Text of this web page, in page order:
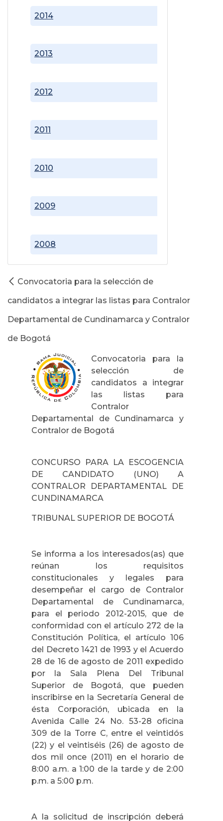
2008
2009
2010
2011
2012
2013
2014
Convocatoria para la selección de
candidatos a integrar las listas para Contralor
Departamental de Cundinamarca y Contralor
de Bogotá
Convocatoria para la
selección de
candidatos a integrar
las listas para
Contralor
Departamental de Cundinamarca y
Contralor de Bogotá
CONCURSO PARA LA ESCOGENCIA
DE CANDIDATO (UNO) A
CONTRALOR DEPARTAMENTAL DE
CUNDINAMARCA
TRIBUNAL SUPERIOR DE BOGOTÁ
Se informa a los interesados(as) que
reúnan los requisitos
constitucionales y legales para
desempeñar el cargo de Contralor
Departamental de Cundinamarca,
para el periodo 2012-2015, que de
conformidad con el artículo 272 de la
Constitución Política, el artículo 106
del Decreto 1421 de 1993 y el Acuerdo
28 de 16 de agosto de 2011 expedido
por la Sala Plena Del Tribunal
Superior de Bogotá, que pueden
inscribirse en la Secretaría General de
ésta Corporación, ubicada en la
Avenida Calle 24 No. 53-28 oficina
309 de la Torre C, entre el veintidós
(22) y el veintiséis (26) de agosto de
dos mil once (2011) en el horario de
8:00 a.m. a 1:00 de la tarde y de 2:00
p.m. a 5:00 p.m.
A la solicitud de inscripción deberá